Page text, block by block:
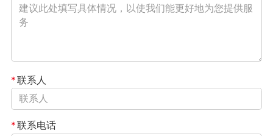
*联系人
*联系电话